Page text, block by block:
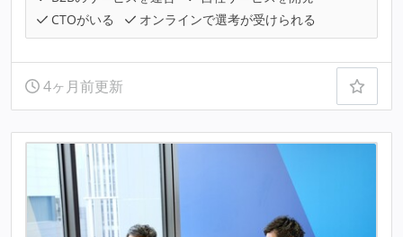
CTOがいる
オンラインで選考が受けられる
4ヶ月前更新